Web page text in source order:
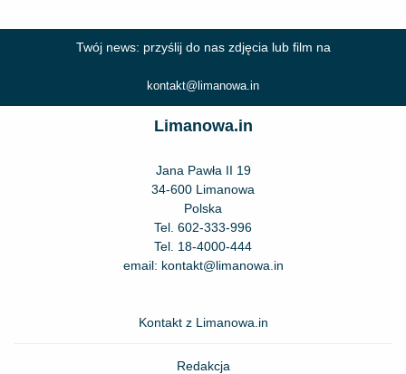
Twój news: przyślij do nas zdjęcia lub film na
kontakt@limanowa.in
Limanowa.in
Jana Pawła II 19
34-600 Limanowa
Polska
Tel. 602-333-996
Tel. 18-4000-444
email: kontakt@limanowa.in
Kontakt z Limanowa.in
Redakcja